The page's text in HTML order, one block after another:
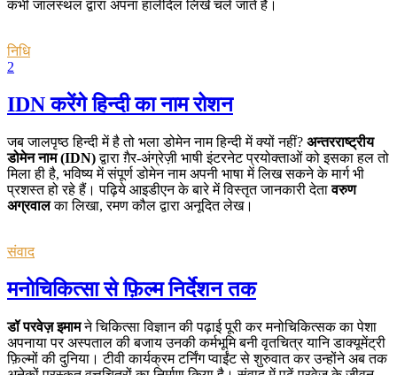
कभी जालस्थल द्वारा अपना हालेदिल लिखे चले जाते हैं।
निधि
2
IDN करेंगे हिन्दी का नाम रोशन
जब जालपृष्ठ हिन्दी में है तो भला डोमेन नाम हिन्दी में क्यों नहीं? अन्तरराष्ट्रीय
डोमेन नाम (IDN)द्वारा ग़ैर-अंग्रेज़ी भाषी इंटरनेट प्रयोक्ताओं को इसका हल तो
मिला ही है, भविष्य में संपूर्ण डोमेन नाम अपनी भाषा में लिख सकने के मार्ग भी
प्रशस्त हो रहे हैं। पढ़िये आइडीएन के बारे में विस्तृत जानकारी देतावरुण
अग्रवालका लिखा, रमण कौल द्वारा अनूदित लेख।
संवाद
मनोचिकित्सा से फ़िल्म निर्देशन तक
डॉ परवेज़ इमामने चिकित्सा विज्ञान की पढ़ाई पूरी कर मनोचिकित्सक का पेशा
अपनाया पर अस्पताल की बजाय उनकी कर्मभूमि बनी वृतचित्र यानि डाक्यूमेंट्री
फ़िल्मों की दुनिया। टीवी कार्यक्रम टर्निंग प्वाईंट से शुरुवात कर उन्होंने अब तक